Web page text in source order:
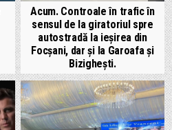
Acum. Controale în trafic în
sensul de la giratoriul spre
autostradă la ieșirea din
Focșani, dar și la Garoafa și
Bizighești.